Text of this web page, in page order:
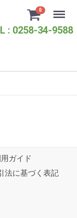
: 0258-34-9588
0 Menu
ガイド
法に基づく表記